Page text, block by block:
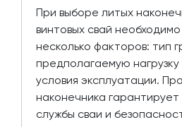
При выборе литых
винтовых свай
несколько факторов: тип
предполагаемую
условия эксплуатации.
наконечника гарантирует
службы сваи и